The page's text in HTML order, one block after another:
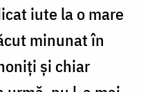
iute la o mare
minunat în
și chiar